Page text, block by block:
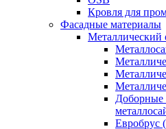
Кровля для
Фасадные материалы
Металлический
Доборные
Евробрус